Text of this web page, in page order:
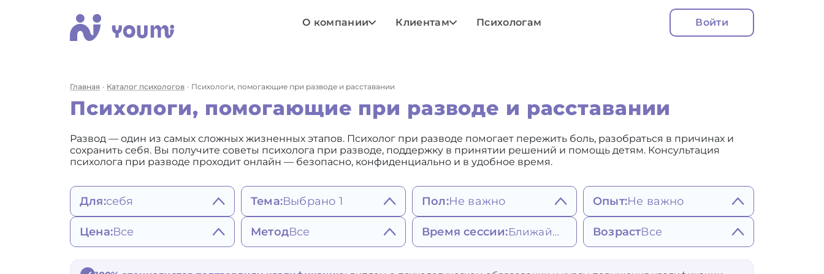
О компании Клиентам Психологам Войти
Главная Каталог психологов Психологи, помогающие при разводе и расставании
Психологи, помогающие при разводе и расставании
Развод — один из самых сложных жизненных этапов. Психолог при разводе помогает пережить боль, разобраться в причинах и
сохранить себя. Вы получите советы психолога при разводе, поддержку в принятии решений и помощь детям. Консультация
психолога при разводе проходит онлайн — безопасно, конфиденциально и в удобное время.
Для:себя
себя
женщины
мужчины
Тема:Выбрано 1
Состояния, мысли,
поведение
состояние
Пол:Не важно
Не важно
Мужской
Женский
Опыт:Не важно
Не важно
Более 5 лет
Более 7 лет
Цена:Все
3500 - 4900 ₽
МетодВсе
Когнитивно-
Время сессии: Ближайшее ВозрастВсе